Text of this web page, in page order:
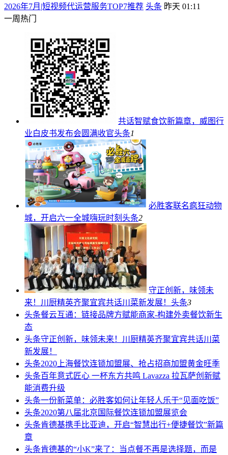
2026年7月|短视频代运营服务TOP7推荐 头条 昨天 01:11
一周热门
共话智赋食饮新篇章，威图行
业白皮书发布会圆满收官头条1
必胜客联名疯狂动物
城，开启六一全城嗨玩时刻 头条2
守正创新，味领未
来！川厨精英齐聚宜宾共话川菜新发展！ 头条3
头条餐云互通：链接品牌方赋能商家-构建外卖餐饮新生
态
头条守正创新，味领未来！川厨精英齐聚宜宾共话川菜
新发展！
头条2020上海餐饮连锁加盟展、抢占招商加盟黄金旺季
头条百年意式匠心 一杯东方共鸣 Lavazza 拉瓦萨创新赋
能消费升级
头条一份新菜单：必胜客如何让年轻人乐于“见面吃饭”
头条2020第八届北京国际餐饮连锁加盟展览会
头条肯德基携手比亚迪，开启“智慧出行+便捷餐饮”新篇
章
头条肯德基的“小K”来了：当点餐不再是选择题，而是